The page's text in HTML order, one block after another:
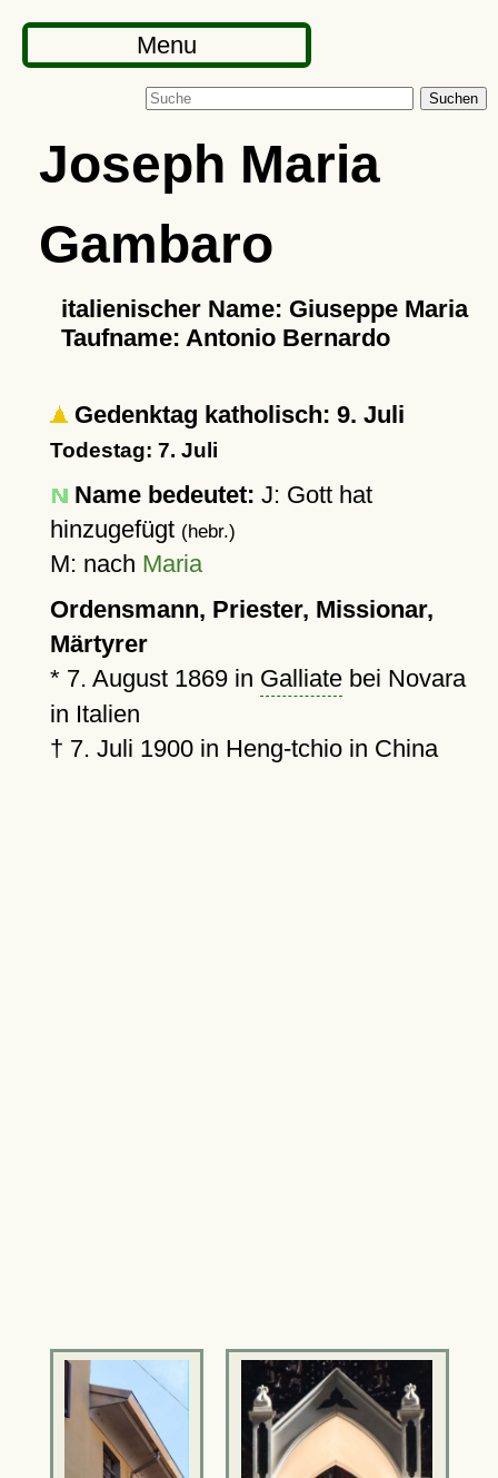
Menu
Suchen
Joseph Maria
Gambaro
italienischer Name: Giuseppe Maria
Taufname: Antonio Bernardo
Gedenktag katholisch: 9. Juli
Todestag: 7. Juli
Name bedeutet: J: Gott hat
hinzugefügt (hebr.)
M: nach Maria
Ordensmann, Priester, Missionar,
Märtyrer
* 7. August 1869in Galliatebei Novara
in Italien
† 7. Juli 1900in Heng-tchio in China